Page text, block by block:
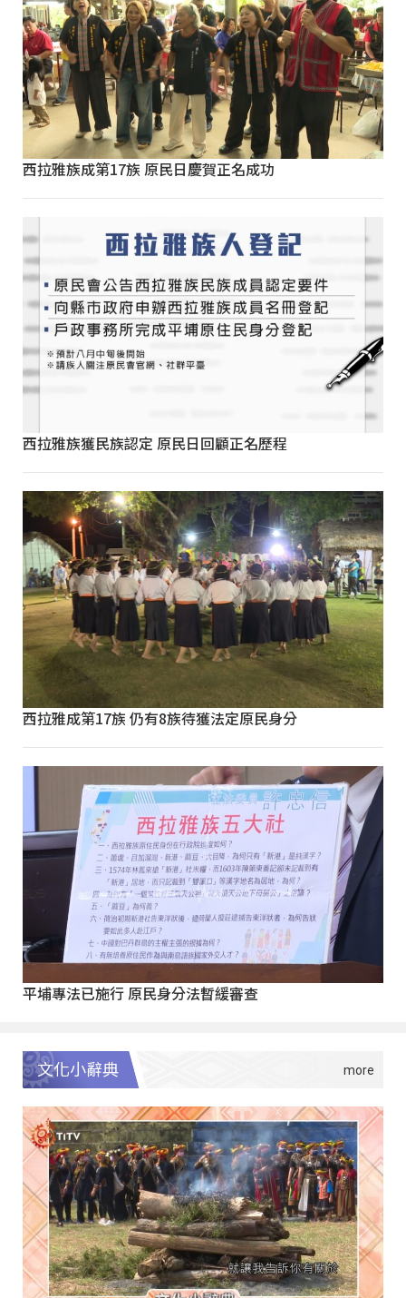
西拉雅族成第17族 原民日慶賀正名成功
西拉雅族獲民族認定 原民日回顧正名歷程
西拉雅成第17族 仍有8族待獲法定原民身分
平埔專法已施行 原民身分法暫緩審查
文化小辭典